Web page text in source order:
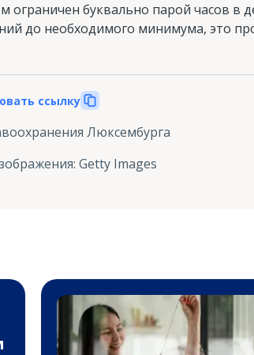
ограничен буквально парой часов в
до необходимого минимума, это
ссылку
Люксембурга
: Getty Images